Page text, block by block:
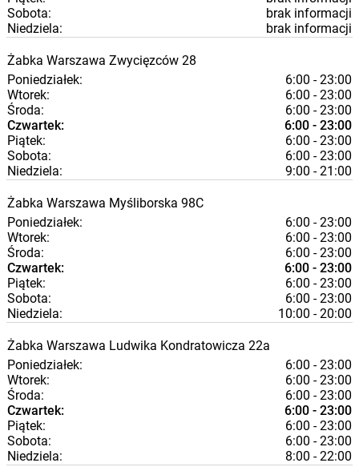
Sobota:
brak informacji
Niedziela:
brak informacji
Żabka Warszawa Zwycięzców 28
Poniedziałek:
6:00 - 23:00
Wtorek:
6:00 - 23:00
Środa:
6:00 - 23:00
Czwartek:
6:00 - 23:00
Piątek:
6:00 - 23:00
Sobota:
6:00 - 23:00
Niedziela:
9:00 - 21:00
Żabka Warszawa Myśliborska 98C
Poniedziałek:
6:00 - 23:00
Wtorek:
6:00 - 23:00
Środa:
6:00 - 23:00
Czwartek:
6:00 - 23:00
Piątek:
6:00 - 23:00
Sobota:
6:00 - 23:00
Niedziela:
10:00 - 20:00
Żabka Warszawa Ludwika Kondratowicza 22a
Poniedziałek:
6:00 - 23:00
Wtorek:
6:00 - 23:00
Środa:
6:00 - 23:00
Czwartek:
6:00 - 23:00
Piątek:
6:00 - 23:00
Sobota:
6:00 - 23:00
Niedziela:
8:00 - 22:00